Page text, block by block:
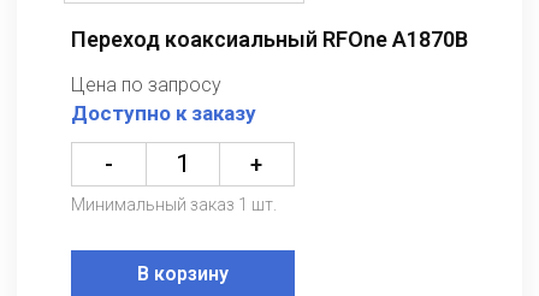
Переход коаксиальный RFOne A1870B
Цена по запросу
Доступно к заказу
- +
Минимальный заказ 1 шт.
В корзину